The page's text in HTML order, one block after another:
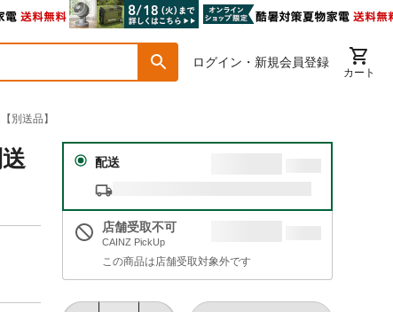
ログイン・新規会員登録
カート
別送品】
配送
店舗受取不可
CAINZ PickUp
この商品は店舗受取対象外です